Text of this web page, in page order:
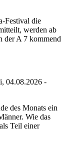
Festival die
werden ab
der A 7 kommend
04.08.2026 -
des Monats ein
Wie das
Teil einer